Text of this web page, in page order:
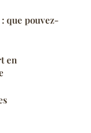
que pouvez-
en